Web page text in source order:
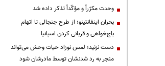
وحدت مکرّراً و مؤکّداً تذکر داده شد
بحران اینفانتینو؛ از طرح جنجالی تا اتهام
باج‌خواهی و قربانی کردن اسپانیا
دست نزنید؛ لمس نوزاد حیات وحش می‌تواند
منجر به رد شدنشان توسط مادرشان شود